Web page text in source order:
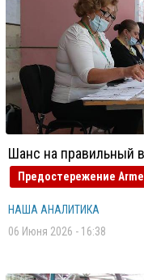
Шанс на правильный
Предостережение
НАША АНАЛИТИКА
06 Июня 2026 - 16:38